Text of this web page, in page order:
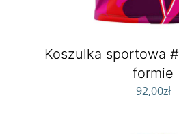
Koszulka sportowa
formie
92,00zł